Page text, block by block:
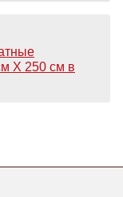
Х 250 см в